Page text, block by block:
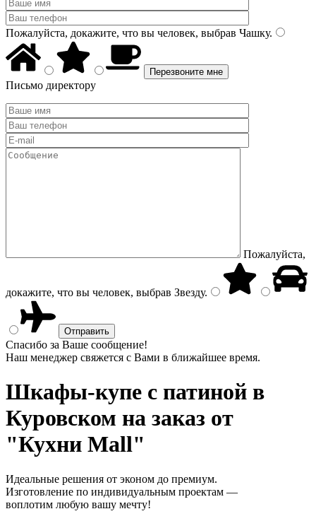
Пожалуйста, докажите, что вы человек, выбрав Чашку.
Письмо директору
Пожалуйста,
докажите, что вы человек, выбрав Звезду.
Спасибо за Ваше сообщение!
Наш менеджер свяжется с Вами в ближайшее время.
Шкафы-купе с патиной в
Куровском на заказ от
"Кухни Mall"
Идеальные решения от эконом до премиум.
Изготовление по индивидуальным проектам —
воплотим любую вашу мечту!